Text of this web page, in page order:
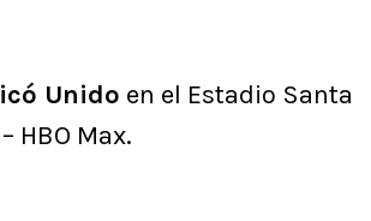
Unido en el Estadio Santa
HBO Max.